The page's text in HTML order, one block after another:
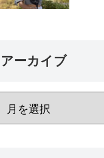
アーカイブ